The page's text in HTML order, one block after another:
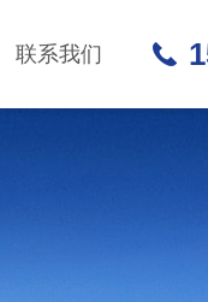
联系我们